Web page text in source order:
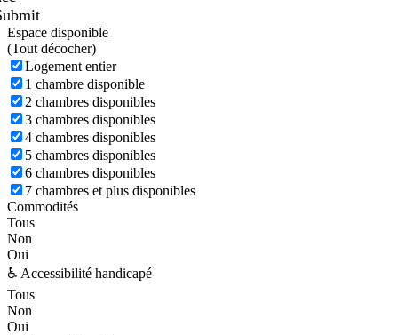
Espace disponible
(Tout décocher)
Logement entier
1 chambre disponible
2 chambres disponibles
3 chambres disponibles
4 chambres disponibles
5 chambres disponibles
6 chambres disponibles
7 chambres et plus disponibles
Commodités
Tous
Non
Oui
♿ Accessibilité handicapé
Tous
Non
Oui